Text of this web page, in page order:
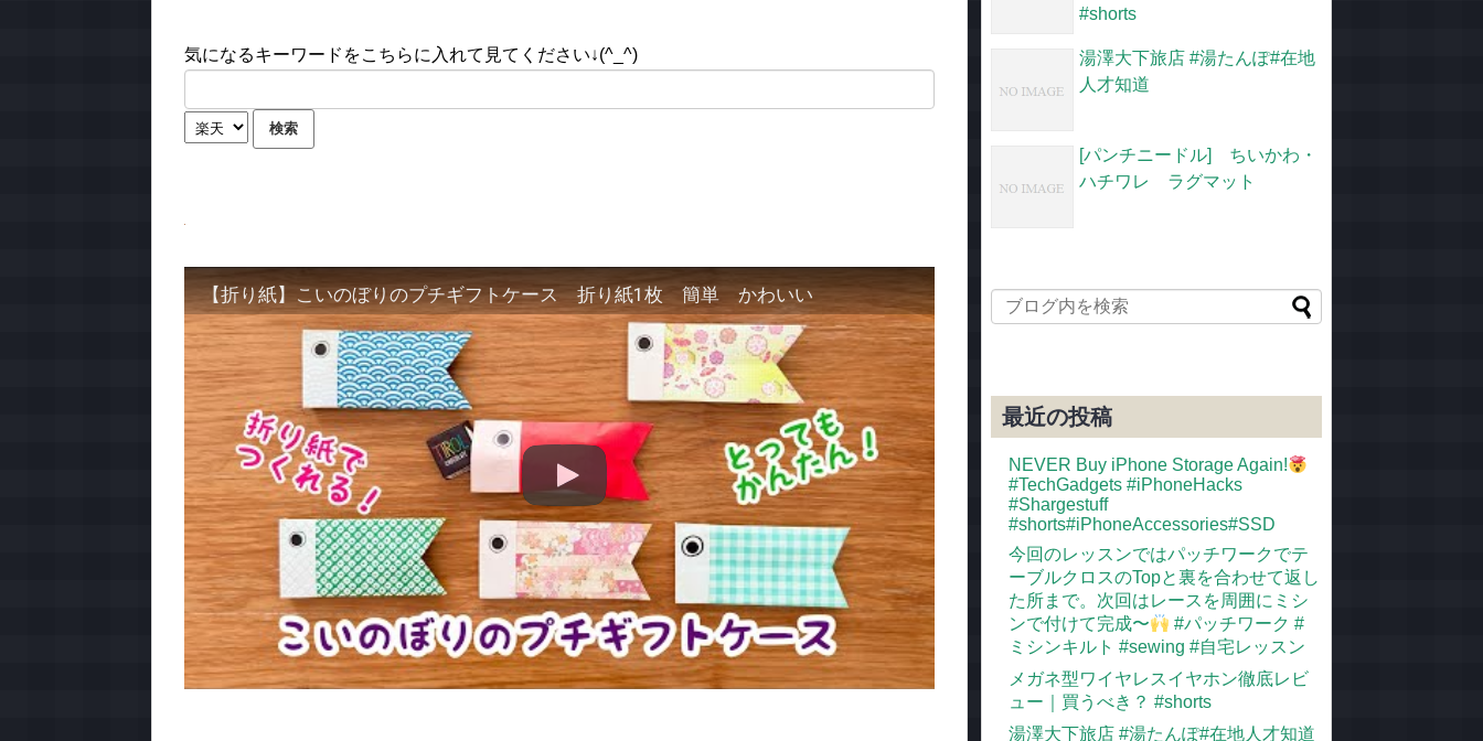
気になるキーワードをこちらに入れて見てください↓(^_^)
【折り紙】こいのぼりのプチギフトケース 折り紙1枚 簡単 かわいい
#shorts
湯澤大下旅店 #湯たんぽ#在地
人才知道
[パンチニードル] ちいかわ・
ハチワレ ラグマット
最近の投稿
NEVER Buy iPhone Storage Again!
#TechGadgets #iPhoneHacks
#Shargestuff
#shorts#iPhoneAccessories#SSD
今回のレッスンではパッチワークでテ
ーブルクロスのTopと裏を合わせて返し
た所まで。次回はレースを周囲にミシ
ンで付けて完成〜
#パッチワーク #
ミシンキルト #sewing #自宅レッスン
メガネ型ワイヤレスイヤホン徹底レビ
ュー｜買うべき？ #shorts
湯澤大下旅店 #湯たんぽ#在地人才知道